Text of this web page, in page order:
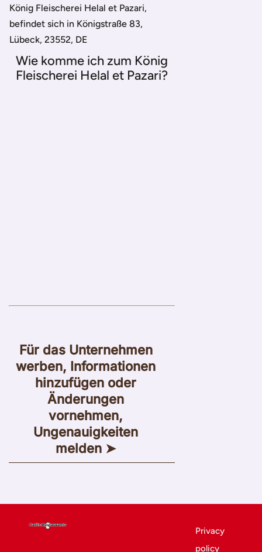
König Fleischerei Helal et Pazari,
befindet sich in Königstraße 83,
Lübeck, 23552, DE
Wie komme ich zum König
Fleischerei Helal et Pazari?
Für das Unternehmen
werben, Informationen
hinzufügen oder
Änderungen
vornehmen,
Ungenauigkeiten
melden ➤
Privacy
policy